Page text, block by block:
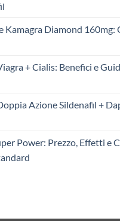
Kamagra Diamond 160mg:
+ Cialis: Benefici e
Azione Sildenafil +
Power: Prezzo, Effetti e